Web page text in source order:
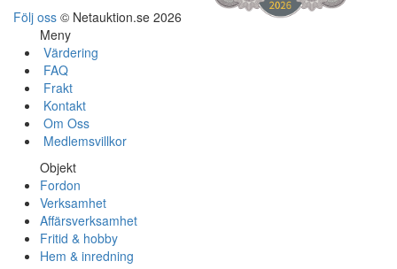
Följ oss © Netauktion.se 2026
Meny
Värdering
FAQ
Frakt
Kontakt
Om Oss
Medlemsvillkor
Objekt
Fordon
Verksamhet
Affärsverksamhet
Fritid & hobby
Hem & inredning